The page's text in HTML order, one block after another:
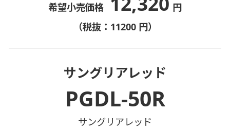
希望小売価格
円
（税抜：11200 円）
サングリアレッド
PGDL-50R
サングリアレッド